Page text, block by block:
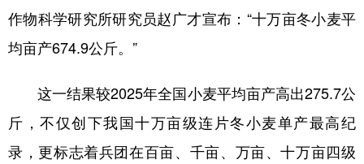
辽宁 吉林 上海 江苏
浙江
山东 河南 湖北 湖南
广东 广西 海南 重庆
四川 贵州 云南 西藏
作物科学研究所研究员赵广才宣布：“十万亩冬小麦平
均亩产674.9公斤。”
这一结果较2025年全国小麦平均亩产高出275.7公
斤，不仅创下我国十万亩级连片冬小麦单产最高纪
录，更标志着兵团在百亩、千亩、万亩、十万亩四级